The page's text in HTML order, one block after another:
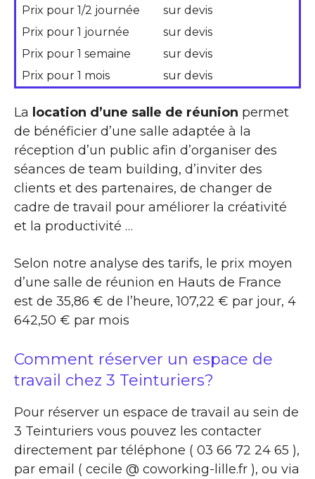
Prix pour 1/2 journée
sur devis
Prix pour 1 journée
sur devis
Prix pour 1 semaine
sur devis
Prix pour 1 mois
sur devis
La location d’une salle de réunion permet
de bénéficier d’une salle adaptée à la
réception d’un public afin d’organiser des
séances de team building, d’inviter des
clients et des partenaires, de changer de
cadre de travail pour améliorer la créativité
et la productivité …
Selon notre analyse des tarifs, le prix moyen
d’une salle de réunion en Hauts de France
est de 35,86 € de l’heure, 107,22 € par jour, 4
642,50 € par mois
Comment réserver un espace de
travail chez 3 Teinturiers?
Pour réserver un espace de travail au sein de
3 Teinturiers vous pouvez les contacter
directement par téléphone ( 03 66 72 24 65 ),
par email ( cecile @ coworking-lille.fr ), ou via